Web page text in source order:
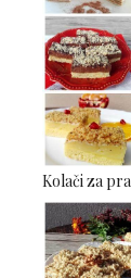
Kolači za